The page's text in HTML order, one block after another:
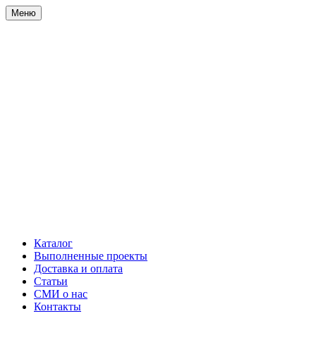
Меню
Каталог
Выполненные проекты
Доставка и оплата
Статьи
СМИ о нас
Контакты